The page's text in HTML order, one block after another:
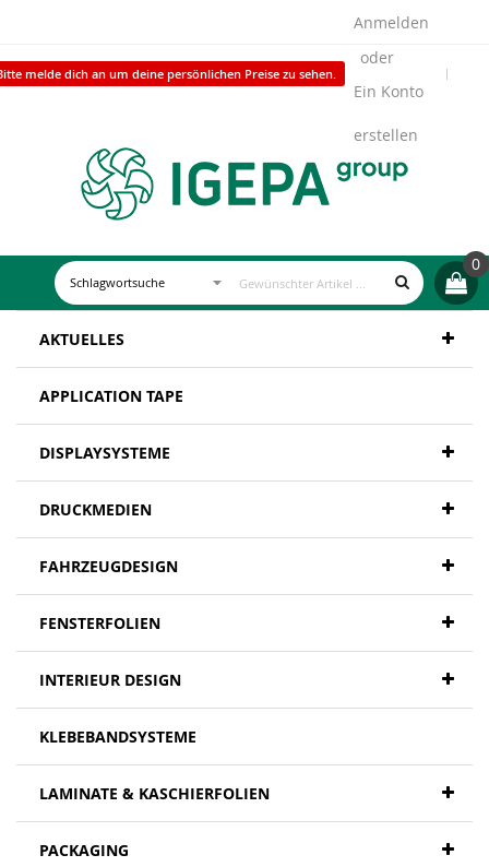
melde dich an um deine persönlichen Preise zu sehen.
Anmelden
Ein Konto
erstellen
0
AKTUELLES
APPLICATION TAPE
DISPLAYSYSTEME
DRUCKMEDIEN
FAHRZEUGDESIGN
FENSTERFOLIEN
INTERIEUR DESIGN
KLEBEBANDSYSTEME
LAMINATE & KASCHIERFOLIEN
PACKAGING